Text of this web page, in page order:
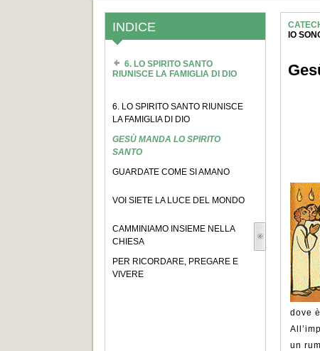
INDICE
6. LO SPIRITO SANTO
RIUNISCE LA FAMIGLIA DI DIO
6. LO SPIRITO SANTO RIUNISCE
LA FAMIGLIA DI DIO
GESÙ MANDA LO SPIRITO
SANTO
GUARDATE COME SI AMANO
VOI SIETE LA LUCE DEL MONDO
CAMMINIAMO INSIEME NELLA
CHIESA
PER RICORDARE, PREGARE E
VIVERE
IO
dove
un